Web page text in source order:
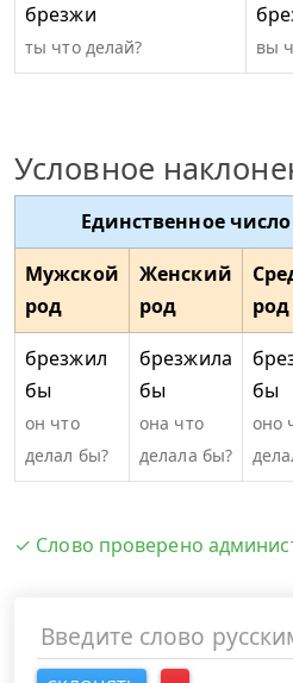
брезжи
ты что делай? вы
Условное
Единственное число
Мужской
род
Женский
род
род
брезжил
бы
он что
делал бы?
брезжила
бы
она что
делала бы?
бы
оно
✓ Слово проверено